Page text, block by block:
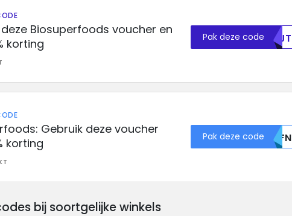
Biosuperfoods voucher en
korting
Pak deze code NTJT
Gebruik deze voucher
korting
Pak deze code U0FN
bij soortgelijke winkels